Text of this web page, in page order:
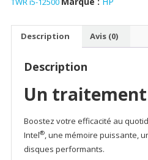
TWR
8Go
512Go
Freedos
DVD-
Writer
Description Avis (0)
Description
Un
Boostez votre efficacité au
Intel®, une mémoire puissante,
disques performants.